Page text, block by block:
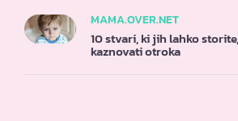
MAMA.OVER.NET
10 stvari, ki jih lahko
kaznovati otroka